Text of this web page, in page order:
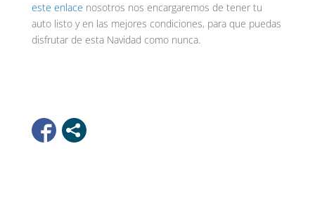
este enlace nosotros nos encargaremos de tener tu
auto listo y en las mejores condiciones, para que puedas
disfrutar de esta Navidad como nunca.